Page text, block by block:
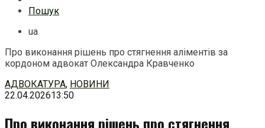
Пошук
ua
Про виконання рішень про стягнення аліментів за
кордоном адвокат Олександра Кравченко
Перейти
до
АДВОКАТУРА, НОВИНИ
22.04.202613:50
Про виконання рішень про стягнення